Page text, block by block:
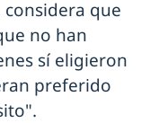
considera que
no han
sí eligieron
preferido